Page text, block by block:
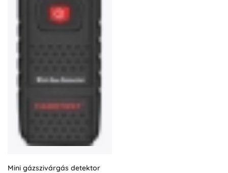
Mini gázszivárgás detektor